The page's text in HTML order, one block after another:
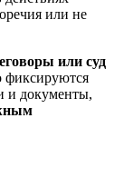
или не
или суд
фиксируются
и документы,